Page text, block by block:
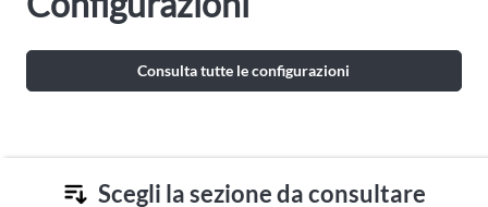
Scegli la sezione da consultare
Consulta tutte le configurazioni